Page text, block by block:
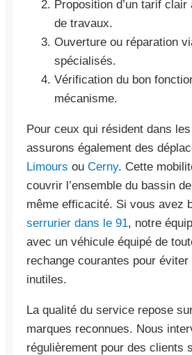
Proposition d’un tarif
de travaux.
Ouverture ou réparation
spécialisés.
Vérification du bon
mécanisme.
Pour ceux qui résident dans
assurons également des
Limours ou Cerny. Cette
couvrir l’ensemble du bassin
même efficacité. Si vous avez
serrurier dans le 91, notre
avec un véhicule équipé de
rechange courantes pour
inutiles.
La qualité du service repose
marques reconnues. Nous
régulièrement pour des clients